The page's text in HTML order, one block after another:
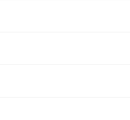
有说账户被锁定，是怎么